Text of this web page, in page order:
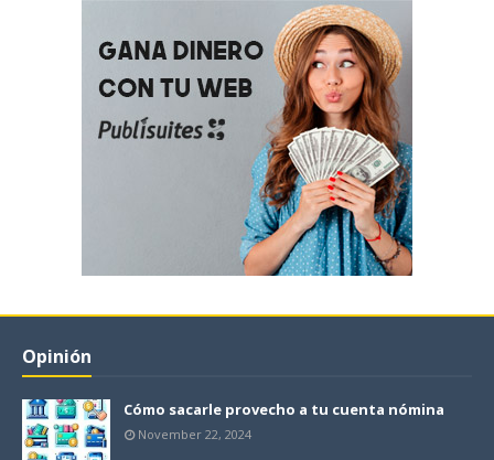
Opinión
Cómo sacarle provecho a tu cuenta nómina
November 22, 2024